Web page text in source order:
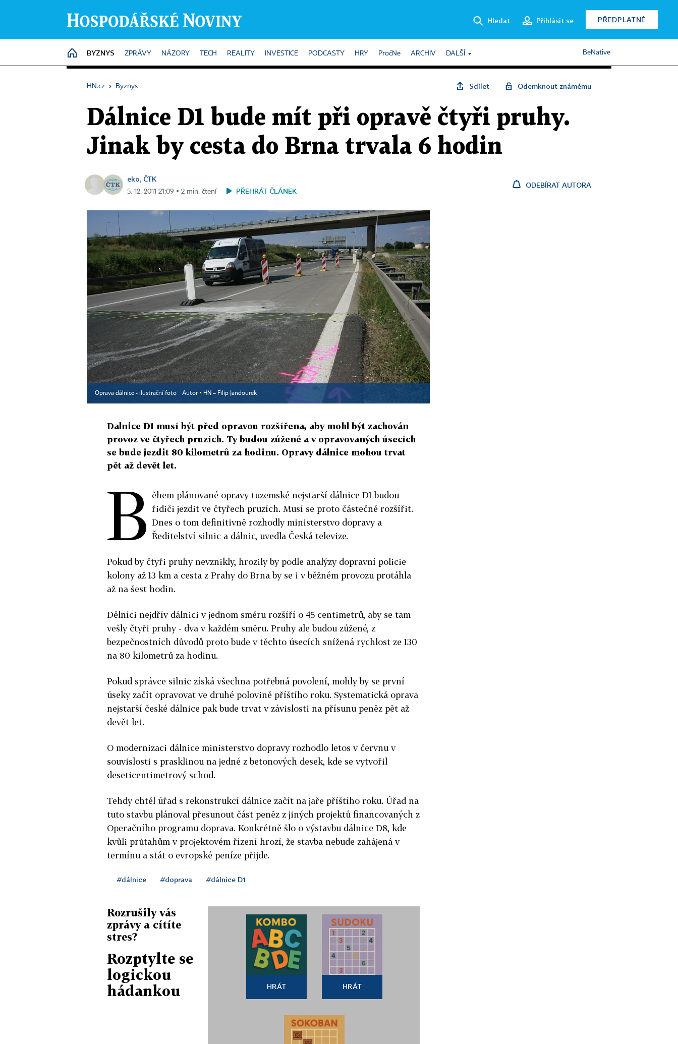
Hledat Přihlásit se PŘEDPLATNÉ
HOME
BYZNYS ZPRÁVY NÁZORY TECH REALITY INVESTICE PODCASTY HRY PročNe ARCHIV DALŠÍ BeNative
HN.cz › Byznys Sdílet Odemknout známému
Dálnice D1 bude mít při opravě čtyři pruhy.
Jinak by cesta do Brna trvala 6 hodin
eko, ČTK
5. 12. 2011 21:09 ▪ 2 min. čtení PŘEHRÁT ČLÁNEK
ODEBÍRAT AUTORA
Oprava dálnice - ilustrační foto Autor ▪ HN – Filip Jandourek
Dalnice D1 musí být před opravou rozšířena, aby mohl být zachován
provoz ve čtyřech pruzích. Ty budou zúžené a v opravovaných úsecích
se bude jezdit 80 kilometrů za hodinu. Opravy dálnice mohou trvat
pět až devět let.
B ěhem plánované opravy tuzemské nejstarší dálnice D1 budou
řidiči jezdit ve čtyřech pruzích. Musí se proto částečně rozšířit.
Dnes o tom definitivně rozhodly ministerstvo dopravy a
Ředitelství silnic a dálnic, uvedla Česká televize.
Pokud by čtyři pruhy nevznikly, hrozily by podle analýzy dopravní policie
kolony až 13 km a cesta z Prahy do Brna by se i v běžném provozu protáhla
až na šest hodin.
Dělníci nejdřív dálnici v jednom směru rozšíří o 45 centimetrů, aby se tam
vešly čtyři pruhy - dva v každém směru. Pruhy ale budou zúžené, z
bezpečnostních důvodů proto bude v těchto úsecích snížená rychlost ze 130
na 80 kilometrů za hodinu.
Pokud správce silnic získá všechna potřebná povolení, mohly by se první
úseky začít opravovat ve druhé polovině příštího roku. Systematická oprava
nejstarší české dálnice pak bude trvat v závislosti na přísunu peněz pět až
devět let.
O modernizaci dálnice ministerstvo dopravy rozhodlo letos v červnu v
souvislosti s prasklinou na jedné z betonových desek, kde se vytvořil
deseticentimetrový schod.
Tehdy chtěl úřad s rekonstrukcí dálnice začít na jaře příštího roku. Úřad na
tuto stavbu plánoval přesunout část peněz z jiných projektů financovaných z
Operačního programu doprava. Konkrétně šlo o výstavbu dálnice D8, kde
kvůli průtahům v projektovém řízení hrozí, že stavba nebude zahájená v
termínu a stát o evropské peníze přijde.
#dálnice #doprava #dálnice D1
Rozrušily vás
zprávy a cítíte
stres?
Rozptylte se
logickou
hádankou
HRÁT HRÁT